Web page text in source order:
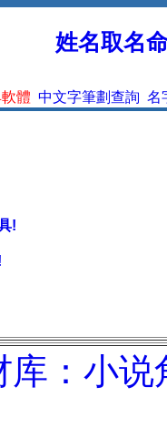
姓名取名
體 中文字筆劃查詢 名
!
库：小